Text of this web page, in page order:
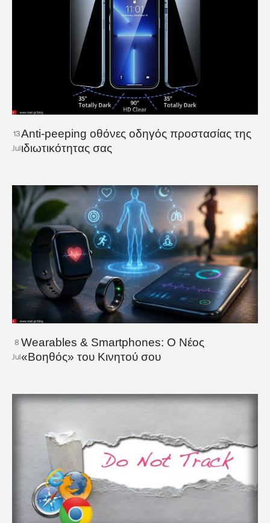
13
Jul
Anti-peeping οθόνες οδηγός προστασίας της
ιδιωτικότητας σας
8
Jul
Wearables & Smartphones: Ο Νέος
«Βοηθός» του Κινητού σου